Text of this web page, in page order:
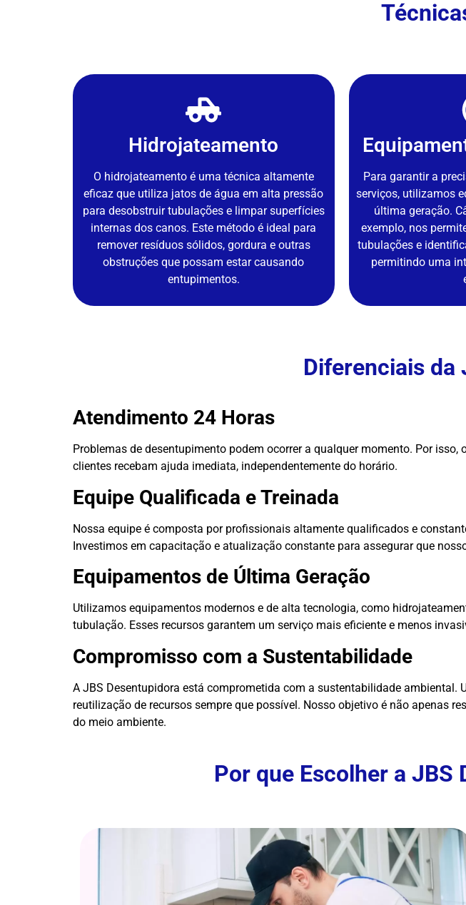
Hidrojateamento
O hidrojateamento é uma técnica altamente
eficaz que utiliza jatos de água em alta pressão
para desobstruir tubulações e limpar superfícies
internas dos canos. Este método é ideal para
remover resíduos sólidos, gordura e outras
obstruções que possam estar causando
entupimentos.
Para garantir a
serviços, utilizamos
última geração.
exemplo, nos
tubulações e
permitindo uma
Diferenciais da
Atendimento 24 Horas
Problemas de desentupimento podem ocorrer a qualquer momento. Por
clientes recebam ajuda imediata, independentemente do horário.
Equipe Qualificada e Treinada
Nossa equipe é composta por profissionais altamente qualificados e
Investimos em capacitação e atualização constante para assegurar que
Equipamentos de Última Geração
Utilizamos equipamentos modernos e de alta tecnologia, como
tubulação. Esses recursos garantem um serviço mais eficiente e menos
Compromisso com a Sustentabilidade
A JBS Desentupidora está comprometida com a sustentabilidade
reutilização de recursos sempre que possível. Nosso objetivo é não apenas
do meio ambiente.
Por que Escolher a JBS